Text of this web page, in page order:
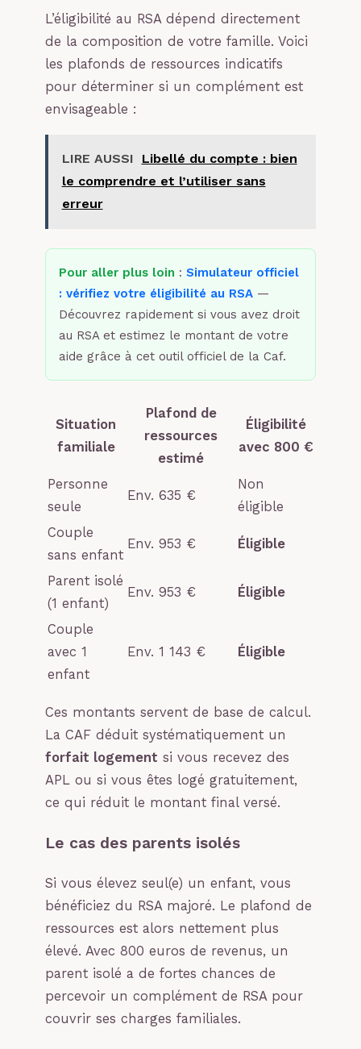
L’éligibilité au RSA dépend directement
de la composition de votre famille. Voici
les plafonds de ressources indicatifs
pour déterminer si un complément est
envisageable :
LIRE AUSSI
Libellé du compte : bien
le comprendre et l’utiliser sans
erreur
Pour aller plus loin : Simulateur officiel
: vérifiez votre éligibilité au RSA —
Découvrez rapidement si vous avez droit
au RSA et estimez le montant de votre
aide grâce à cet outil officiel de la Caf.
Situation
familiale
Plafond de
ressources
estimé
Éligibilité
avec 800 €
Personne
seule
Env. 635 €
Non
éligible
Couple
sans enfant
Env. 953 € Éligible
Parent isolé
(1 enfant)
Env. 953 € Éligible
Couple
avec 1
enfant
Env. 1 143 € Éligible
Ces montants servent de base de calcul.
La CAF déduit systématiquement un
forfait logement si vous recevez des
APL ou si vous êtes logé gratuitement,
ce qui réduit le montant final versé.
Le cas des parents isolés
Si vous élevez seul(e) un enfant, vous
bénéficiez du RSA majoré. Le plafond de
ressources est alors nettement plus
élevé. Avec 800 euros de revenus, un
parent isolé a de fortes chances de
percevoir un complément de RSA pour
couvrir ses charges familiales.